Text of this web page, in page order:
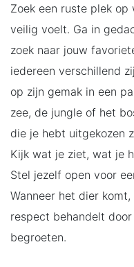
Zoek een ruste plek
veilig voelt. Ga in
zoek naar jouw
iedereen verschillend
op zijn gemak in een
zee, de jungle of het
die je hebt uitgekozen
Kijk wat je ziet, wat je
Stel jezelf open voor
Wanneer het dier
respect behandelt
begroeten.